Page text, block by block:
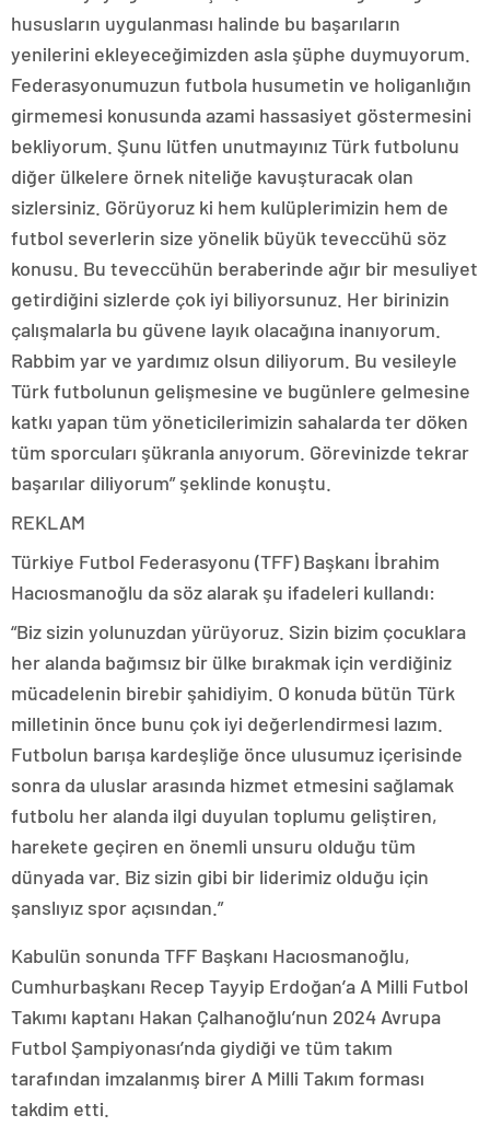
hususların uygulanması halinde bu başarıların
yenilerini ekleyeceğimizden asla şüphe duymuyorum.
Federasyonumuzun futbola husumetin ve holiganlığın
girmemesi konusunda azami hassasiyet göstermesini
bekliyorum. Şunu lütfen unutmayınız Türk futbolunu
diğer ülkelere örnek niteliğe kavuşturacak olan
sizlersiniz. Görüyoruz ki hem kulüplerimizin hem de
futbol severlerin size yönelik büyük teveccühü söz
konusu. Bu teveccühün beraberinde ağır bir mesuliyet
getirdiğini sizlerde çok iyi biliyorsunuz. Her birinizin
çalışmalarla bu güvene layık olacağına inanıyorum.
Rabbim yar ve yardımız olsun diliyorum. Bu vesileyle
Türk futbolunun gelişmesine ve bugünlere gelmesine
katkı yapan tüm yöneticilerimizin sahalarda ter döken
tüm sporcuları şükranla anıyorum. Görevinizde tekrar
başarılar diliyorum” şeklinde konuştu.
REKLAM
Türkiye Futbol Federasyonu (TFF) Başkanı İbrahim
Hacıosmanoğlu da söz alarak şu ifadeleri kullandı:
“Biz sizin yolunuzdan yürüyoruz. Sizin bizim çocuklara
her alanda bağımsız bir ülke bırakmak için verdiğiniz
mücadelenin birebir şahidiyim. O konuda bütün Türk
milletinin önce bunu çok iyi değerlendirmesi lazım.
Futbolun barışa kardeşliğe önce ulusumuz içerisinde
sonra da uluslar arasında hizmet etmesini sağlamak
futbolu her alanda ilgi duyulan toplumu geliştiren,
harekete geçiren en önemli unsuru olduğu tüm
dünyada var. Biz sizin gibi bir liderimiz olduğu için
şanslıyız spor açısından.”
Kabulün sonunda TFF Başkanı Hacıosmanoğlu,
Cumhurbaşkanı Recep Tayyip Erdoğan’a A Milli Futbol
Takımı kaptanı Hakan Çalhanoğlu’nun 2024 Avrupa
Futbol Şampiyonası’nda giydiği ve tüm takım
tarafından imzalanmış birer A Milli Takım forması
takdim etti.